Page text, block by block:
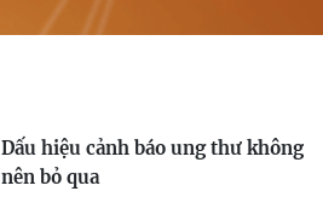
Dấu hiệu cảnh báo ung thư không
nên bỏ qua